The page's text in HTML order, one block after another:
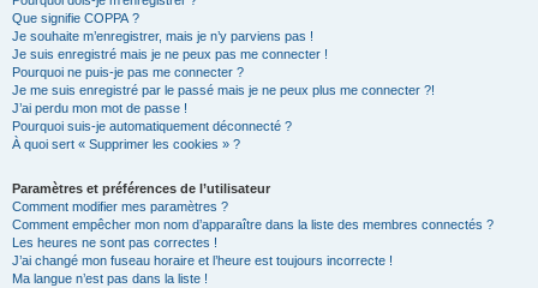
Que signifie COPPA ?
Je souhaite m’enregistrer, mais je n’y parviens pas !
Je suis enregistré mais je ne peux pas me connecter !
Pourquoi ne puis-je pas me connecter ?
Je me suis enregistré par le passé mais je ne peux plus me connecter ?!
J’ai perdu mon mot de passe !
Pourquoi suis-je automatiquement déconnecté ?
À quoi sert « Supprimer les cookies » ?
Paramètres et préférences de l’utilisateur
Comment modifier mes paramètres ?
Comment empêcher mon nom d’apparaître dans la liste des membres connectés ?
Les heures ne sont pas correctes !
J’ai changé mon fuseau horaire et l’heure est toujours incorrecte !
Ma langue n’est pas dans la liste !